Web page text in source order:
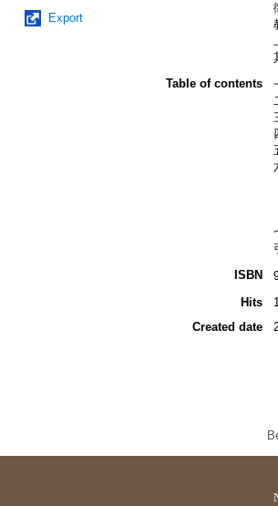
Export
Table of contents
ISBN
Hits
Created date